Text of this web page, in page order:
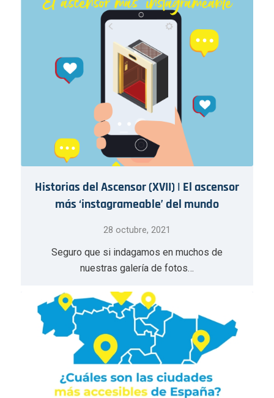
Historias del Ascensor (XVII) | El ascensor
más ‘instagrameable’ del mundo
28 octubre, 2021
Seguro que si indagamos en muchos de
nuestras galería de fotos…